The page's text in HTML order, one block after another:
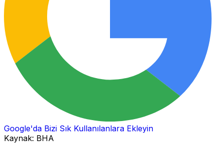
Google'da Bizi Sık Kullanılanlara Ekleyin
Kaynak: BHA